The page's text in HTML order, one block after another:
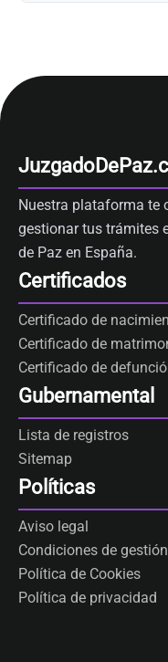
Nuestra plataforma te
gestionar tus trámites
de Paz en España.
Certificados
Certificado de
Certificado de
Certificado de
Gubernamental
Lista de registros
Sitemap
Políticas
Aviso legal
Condiciones de gestión
Política de Cookies
Política de privacidad